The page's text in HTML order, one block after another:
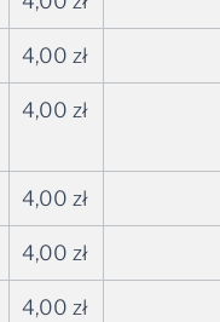
4,00 zł
4,00 zł
4,00 zł
4,00 zł
4,00 zł